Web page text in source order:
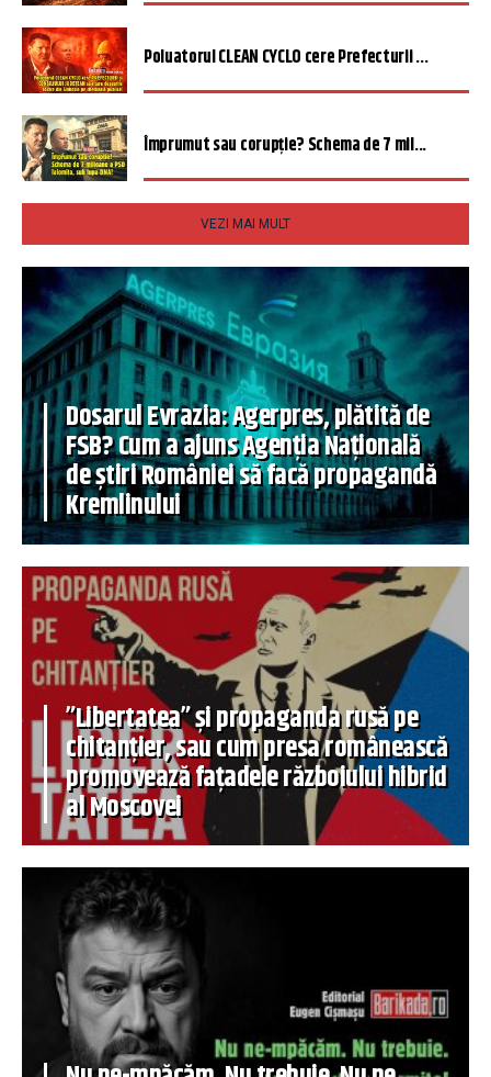
Poluatorul CLEAN CYCLO cere Prefecturii ...
Împrumut sau corupție? Schema de 7 mil...
VEZI MAI MULT
Dosarul Evrazia: Agerpres, plătită de
FSB? Cum a ajuns Agenția Națională
de știri României să facă propagandă
Kremlinului
”Libertatea” și propaganda rusă pe
chitanțier, sau cum presa românească
promovează fațadele războiului hibrid
al Moscovei